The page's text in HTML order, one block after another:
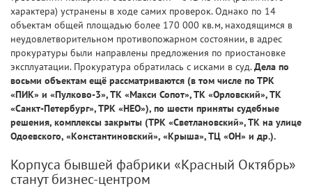
характера) устранены в ходе самих проверок. Однако по 14
объектам общей площадью более 170 000 кв.м, находящимся в
неудовлетворительном противопожарном состоянии, в адрес
прокуратуры были направлены предложения по приостановке
эксплуатации. Прокуратура обратилась с исками в суд.Дела по
восьми объектам ещё рассматриваются (в том числе по ТРК
«ПИК» и «Пулково-3», ТК «Макси Сопот», ТК «Орловский», ТК
«Санкт-Петербург», ТРК «НЕО»), по шести приняты судебные
решения, комплексы закрыты (ТРК «Светлановский», ТК на улице
Одоевского, «Константиновский», «Крыша», ТЦ «ОН» и др.).
Корпуса бывшей фабрики «Красный Октябрь»
станут бизнес-центром